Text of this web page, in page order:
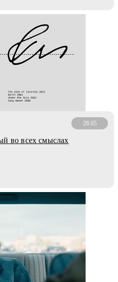
28.05
во всех смыслах